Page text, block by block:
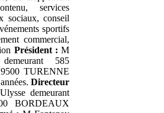
services
sociaux, conseil
sportifs
commercial,
Président : M
585
TURENNE
Directeur
demeurant
BORDEAUX